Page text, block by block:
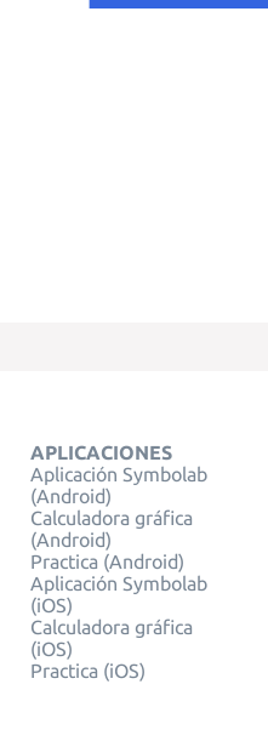
APLICACIONES
Aplicación Symbolab
(Android)
Calculadora gráfica
(Android)
Practica (Android)
Aplicación Symbolab
(iOS)
Calculadora gráfica
(iOS)
Practica (iOS)